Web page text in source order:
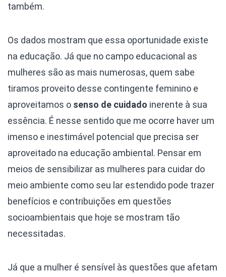
também.
Os dados mostram que essa oportunidade existe
na educação. Já que no campo educacional as
mulheres são as mais numerosas, quem sabe
tiramos proveito desse contingente feminino e
aproveitamos o senso de cuidado inerente à sua
essência. É nesse sentido que me ocorre haver um
imenso e inestimável potencial que precisa ser
aproveitado na educação ambiental. Pensar em
meios de sensibilizar as mulheres para cuidar do
meio ambiente como seu lar estendido pode trazer
benefícios e contribuições em questões
socioambientais que hoje se mostram tão
necessitadas.
Já que a mulher é sensível às questões que afetam